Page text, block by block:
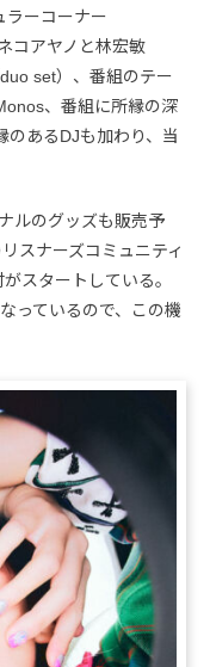
ラーコーナー
コアヤノと林宏敏
set）、番組のテー
、番組に所縁の深
のあるDJも加わり、当
ルのグッズも販売予
スナーズコミュニティ
スタートしている。
っているので、この機